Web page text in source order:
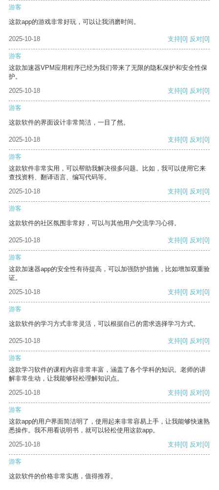
游客
这款app的游戏非常好玩，可以让我消磨时间。
2025-10-18 支持[0] 反对[0]
游客
这款加速器VPM应用程序已经为我们带来了无限的隐私保护和安全性保
护。
2025-10-18
支持[0] 反对[0]
游客
这款软件的界面设计非常简洁，一目了然。
2025-10-18 支持[0] 反对[0]
游客
这款软件非常实用，可以帮助我解决很多问题。比如，我可以使用它来
查找资料、翻译语言、编写代码等。
2025-10-18
支持[0] 反对[0]
游客
这款软件的社区氛围非常好，可以与其他用户交流学习心得。
2025-10-18 支持[0] 反对[0]
游客
这款加速器app的安全性有待提高，可以加强防护措施，比如增加双重验
证。
2025-10-18
支持[0] 反对[0]
游客
这款软件的学习方式非常灵活，可以根据自己的需求选择学习方式。
2025-10-18 支持[0] 反对[0]
游客
这款学习软件的课程内容非常丰富，涵盖了各个学科的知识。老师的讲
解非常生动，让我能够轻松理解知识点。
2025-10-18
支持[0] 反对[0]
游客
这款app的用户界面简洁明了，使用起来非常容易上手，让我能够快速熟
悉操作。我不用看说明书，就可以轻松使用这款app。
2025-10-18
支持[0] 反对[0]
游客
这款软件的价格非常实惠，值得推荐。